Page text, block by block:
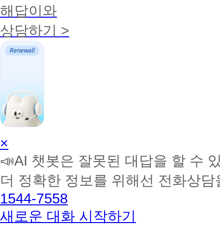
해답이와
상담하기 >
AI
학
습
토
커
BETA
×
📣AI 챗봇은 잘못된 대답을 할 수
더 정확한 정보를 위해선 전화상
1544-7558
새로운 대화 시작하기